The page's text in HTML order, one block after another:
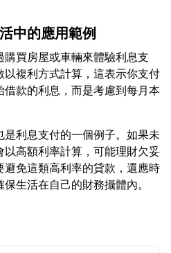
中的應用範例
買房屋或車輛來體驗利息支
複利方式計算，這表示你支付
款的利息，而是考慮到每月本
利息支付的一個例子。如果未
高額利率計算，可能理財欠妥
免這類高利率的貸款，還應時